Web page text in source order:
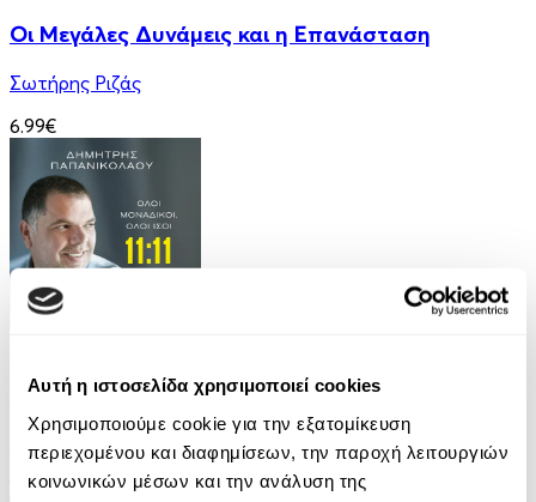
Αυτή η ιστοσελίδα χρησιμοποιεί cookies
Χρησιμοποιούμε cookie για την εξατομίκευση
περιεχομένου και διαφημίσεων, την παροχή λειτουργιών
κοινωνικών μέσων και την ανάλυση της
Οι Μεγάλες Δυνάμεις και η Επανάσταση
Σωτήρης Ριζάς
6.99€
11:11 - Όλοι Μοναδικοί, Όλοι Ίσοι
Δημήτρης Παπανικολάου
14.99€